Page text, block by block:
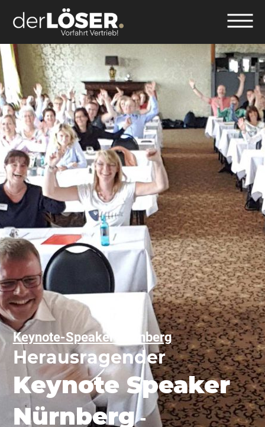
Keynote-Speaker Nürnberg
Herausragender
Keynote Speaker
Nürnberg-